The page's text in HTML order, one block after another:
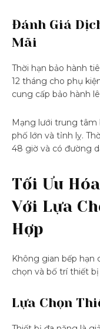
Đánh Giá
Mãi
Thời hạn bảo hành
12 tháng cho phụ
cung cấp bảo hành
Mạng lưới trung tâm
phố lớn và tỉnh lỵ.
48 giờ và có đường
Tối Ưu
Với Lựa
Hợp
Không gian bếp hạn
chọn và bố trí thiết
Lựa Chọn